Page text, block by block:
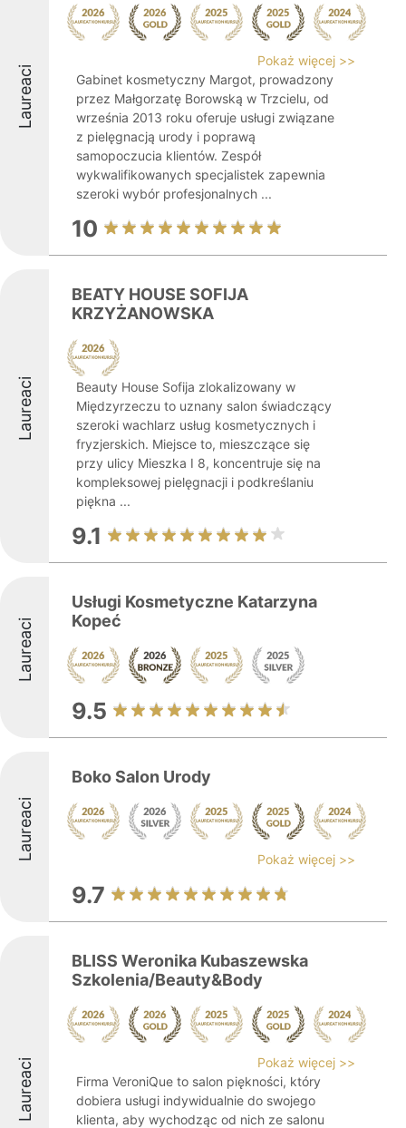
Laureaci
Pokaż więcej >>
Gabinet kosmetyczny Margot, prowadzony
przez Małgorzatę Borowską w Trzcielu, od
września 2013 roku oferuje usługi związane
z pielęgnacją urody i poprawą
samopoczucia klientów. Zespół
wykwalifikowanych specjalistek zapewnia
szeroki wybór profesjonalnych ...
10
Laureaci
BEATY HOUSE SOFIJA
KRZYŻANOWSKA
Beauty House Sofija zlokalizowany w
Międzyrzeczu to uznany salon świadczący
szeroki wachlarz usług kosmetycznych i
fryzjerskich. Miejsce to, mieszczące się
przy ulicy Mieszka I 8, koncentruje się na
kompleksowej pielęgnacji i podkreślaniu
piękna ...
9.1
Laureaci
Usługi Kosmetyczne Katarzyna
Kopeć
9.5
Laureaci
Boko Salon Urody
Pokaż więcej >>
9.7
Laureaci
BLISS Weronika Kubaszewska
Szkolenia/Beauty&Body
Pokaż więcej >>
Firma VeroniQue to salon piękności, który
dobiera usługi indywidualnie do swojego
klienta, aby wychodząc od nich ze salonu